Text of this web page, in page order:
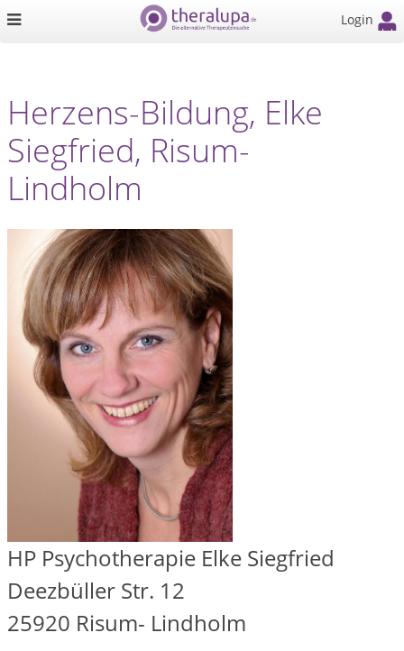
Login
Herzens-Bildung, Elke
Siegfried, Risum-
Lindholm
HP Psychotherapie Elke Siegfried
Deezbüller Str. 12
25920 Risum- Lindholm